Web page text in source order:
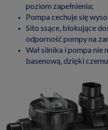
poziom zapełnienia;
Pompa cechuje się
Sito ssące, blokujące
odporność pompy na
Wał silnika i pompa nie
basenową, dzięki